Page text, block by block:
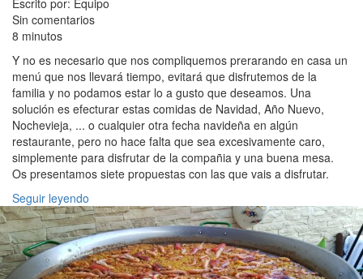
Escrito por: Equipo
Sin comentarios
8 minutos
Y no es necesario que nos compliquemos prerarando en casa un
menú que nos llevará tiempo, evitará que disfrutemos de la
familia y no podamos estar lo a gusto que deseamos. Una
solución es efecturar estas comidas de Navidad, Año Nuevo,
Nochevieja, ... o cualquier otra fecha navideña en algún
restaurante, pero no hace falta que sea excesivamente caro,
simplemente para disfrutar de la compañia y una buena mesa.
Os presentamos siete propuestas con las que vais a disfrutar.
Seguir leyendo